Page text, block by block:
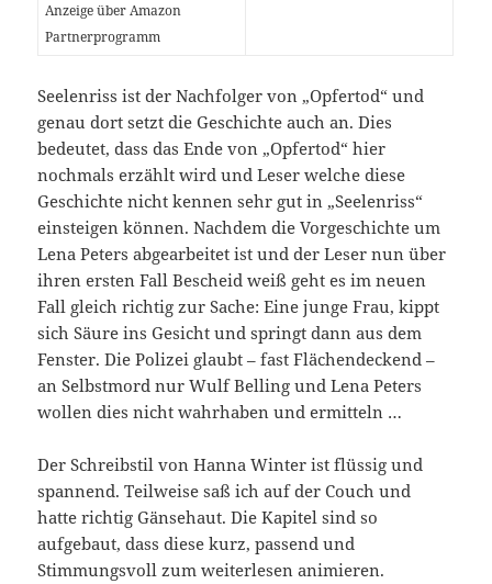
Anzeige über Amazon
Partnerprogramm
Seelenriss ist der Nachfolger von „Opfertod“ und
genau dort setzt die Geschichte auch an. Dies
bedeutet, dass das Ende von „Opfertod“ hier
nochmals erzählt wird und Leser welche diese
Geschichte nicht kennen sehr gut in „Seelenriss“
einsteigen können. Nachdem die Vorgeschichte um
Lena Peters abgearbeitet ist und der Leser nun über
ihren ersten Fall Bescheid weiß geht es im neuen
Fall gleich richtig zur Sache: Eine junge Frau, kippt
sich Säure ins Gesicht und springt dann aus dem
Fenster. Die Polizei glaubt – fast Flächendeckend –
an Selbstmord nur Wulf Belling und Lena Peters
wollen dies nicht wahrhaben und ermitteln …
Der Schreibstil von Hanna Winter ist flüssig und
spannend. Teilweise saß ich auf der Couch und
hatte richtig Gänsehaut. Die Kapitel sind so
aufgebaut, dass diese kurz, passend und
Stimmungsvoll zum weiterlesen animieren.